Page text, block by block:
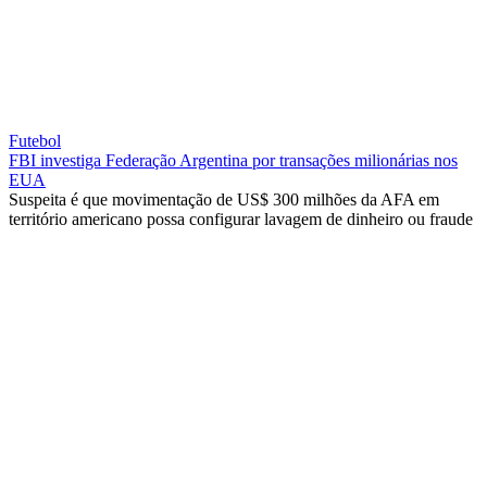
Futebol
FBI investiga Federação Argentina por transações milionárias nos
EUA
Suspeita é que movimentação de US$ 300 milhões da AFA em
território americano possa configurar lavagem de dinheiro ou fraude